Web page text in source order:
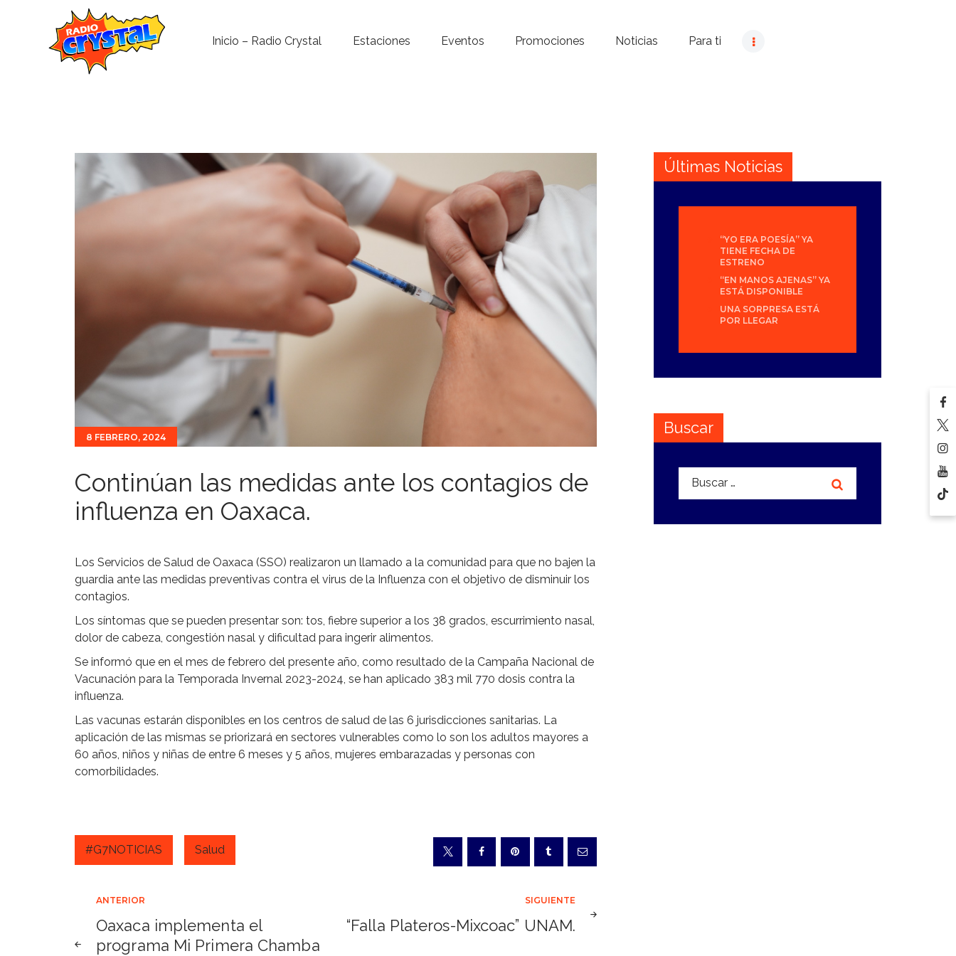
Inicio – Radio Crystal Estaciones Eventos Promociones Noticias Para ti
Noticias
Para ti
Contacto
8 FEBRERO, 2024
Continúan las medidas ante los contagios de
influenza en Oaxaca.
Los Servicios de Salud de Oaxaca (SSO) realizaron un llamado a la comunidad para que no bajen la
guardia ante las medidas preventivas contra el virus de la Influenza con el objetivo de disminuir los
contagios.
Los síntomas que se pueden presentar son: tos, fiebre superior a los 38 grados, escurrimiento nasal,
dolor de cabeza, congestión nasal y dificultad para ingerir alimentos.
Se informó que en el mes de febrero del presente año, como resultado de la Campaña Nacional de
Vacunación para la Temporada Invernal 2023-2024, se han aplicado 383 mil 770 dosis contra la
influenza.
Las vacunas estarán disponibles en los centros de salud de las 6 jurisdicciones sanitarias. La
aplicación de las mismas se priorizará en sectores vulnerables como lo son los adultos mayores a
60 años, niños y niñas de entre 6 meses y 5 años, mujeres embarazadas y personas con
comorbilidades.
#G7NOTICIAS Salud
Navegación
de
ANTERIOR
Oaxaca implementa el
programa Mi Primera Chamba
SIGUIENTE
“Falla Plateros-Mixcoac” UNAM.
Últimas Noticias
“YO ERA POESÍA” YA
TIENE FECHA DE
ESTRENO
“EN MANOS AJENAS” YA
ESTÁ DISPONIBLE
UNA SORPRESA ESTÁ
POR LLEGAR
Buscar
Buscar: